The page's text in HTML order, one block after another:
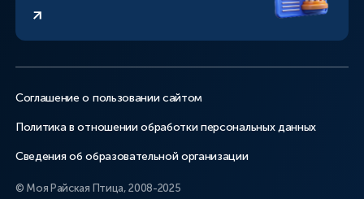
Соглашение о пользовании сайтом
Политика в отношении обработки персональных данных
Сведения об образовательной организации
© Моя Райская Птица, 2008-2025